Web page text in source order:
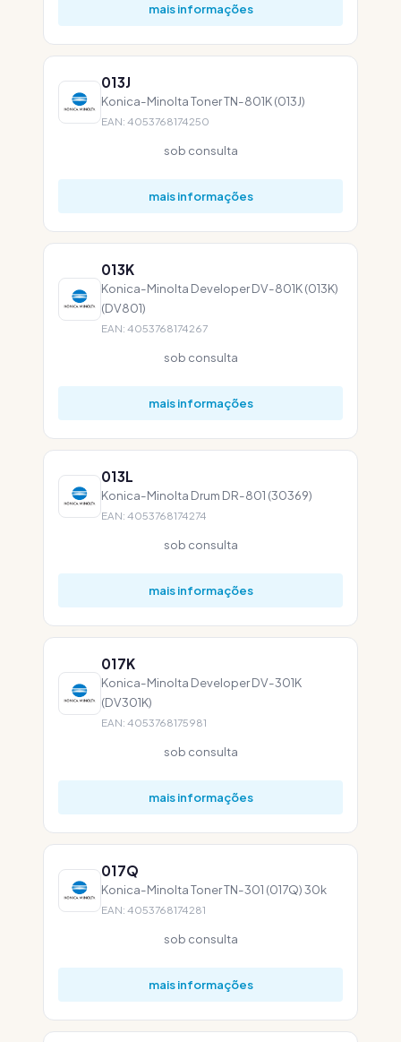
mais informações
013J
Konica-Minolta Toner TN-801K (013J)
EAN: 4053768174250
sob consulta
mais informações
013K
Konica-Minolta Developer DV-801K (013K)
(DV801)
EAN: 4053768174267
sob consulta
mais informações
013L
Konica-Minolta Drum DR-801 (30369)
EAN: 4053768174274
sob consulta
mais informações
017K
Konica-Minolta Developer DV-301K
(DV301K)
EAN: 4053768175981
sob consulta
mais informações
017Q
Konica-Minolta Toner TN-301 (017Q) 30k
EAN: 4053768174281
sob consulta
mais informações